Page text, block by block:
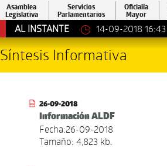
Asamblea
Legislativa
Servicios
Parlamentarios
Oficialía
Mayor
AL INSTANTE 14-09-2018 16:43
Síntesis Informativa
26-09-2018
Información ALDF
Fecha:26-09-2018
Tamaño: 4,823 kb.